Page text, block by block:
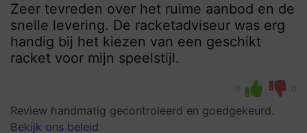
Zeer tevreden over het ruime aanbod en de
snelle levering. De racketadviseur was erg
handig bij het kiezen van een geschikt
racket voor mijn speelstijl.
0 0
Review handmatig gecontroleerd en goedgekeurd.
Bekijk ons beleid